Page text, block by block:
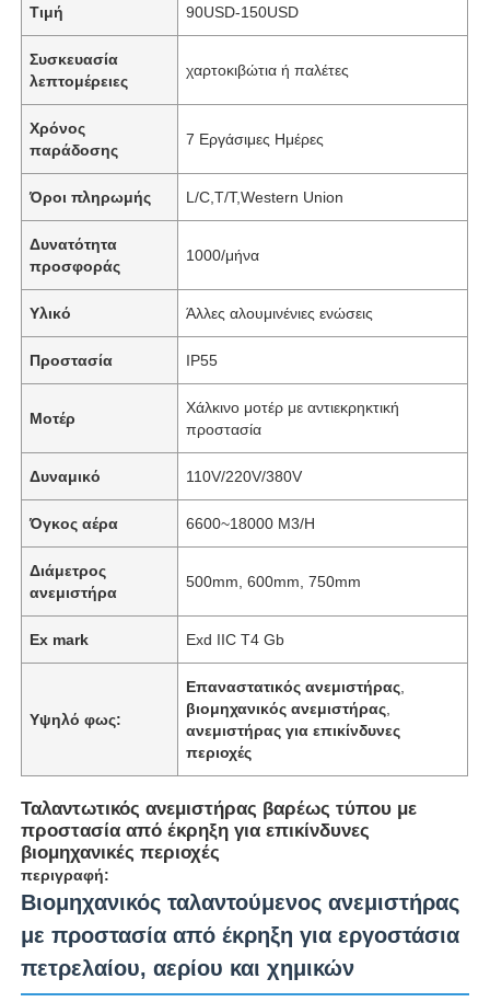
Τιμή 90USD-150USD
Συσκευασία
λεπτομέρειες
χαρτοκιβώτια ή παλέτες
Χρόνος
παράδοσης
7 Εργάσιμες Ημέρες
Όροι πληρωμής L/C,T/T,Western Union
Δυνατότητα
προσφοράς
1000/μήνα
Υλικό Άλλες αλουμινένιες ενώσεις
Προστασία IP55
Μοτέρ
Χάλκινο μοτέρ με αντιεκρηκτική
προστασία
Δυναμικό 110V/220V/380V
Όγκος αέρα 6600~18000 M3/H
Διάμετρος
ανεμιστήρα
500mm, 600mm, 750mm
Ex mark Exd IIC T4 Gb
Υψηλό φως:
Επαναστατικός ανεμιστήρας
βιομηχανικός ανεμιστήρας
ανεμιστήρας για επικίνδυνες
περιοχές
Ταλαντωτικός ανεμιστήρας βαρέως τύπου με
προστασία από έκρηξη για επικίνδυνες
βιομηχανικές περιοχές
περιγραφή:
Βιομηχανικός ταλαντούμενος ανεμιστήρας
με προστασία από έκρηξη για εργοστάσια
πετρελαίου, αερίου και χημικών